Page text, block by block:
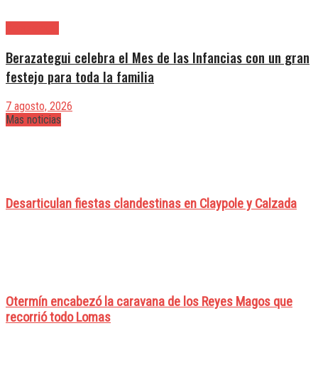
Berazategui celebra el Mes de las Infancias con un gran
festejo para toda la familia
7 agosto, 2026
Mas noticias
Desarticulan fiestas clandestinas en Claypole y Calzada
Otermín encabezó la caravana de los Reyes Magos que
recorrió todo Lomas